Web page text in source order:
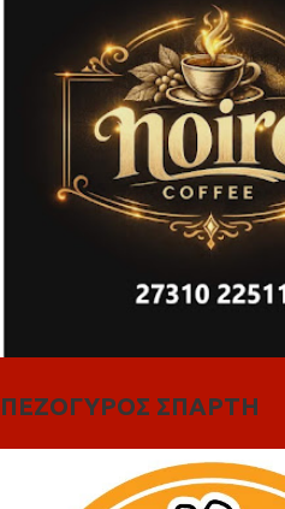
ΠΕΖΟΓΥΡΟΣ ΣΠΑΡΤΗ